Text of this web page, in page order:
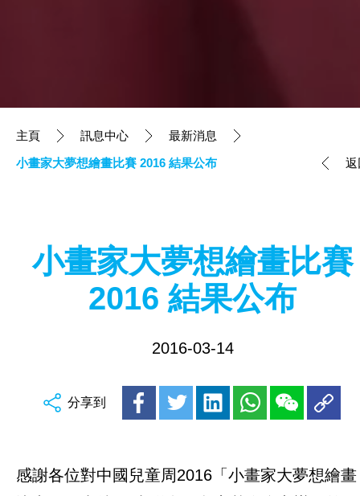
主頁 訊息中心
最新消息
小畫家大夢想繪畫比賽 2016 結果公布
返
小畫家大夢想繪畫比賽
2016 結果公布
2016-03-14
分享到
感謝各位對中國兒童周2016「小畫家大夢想繪畫